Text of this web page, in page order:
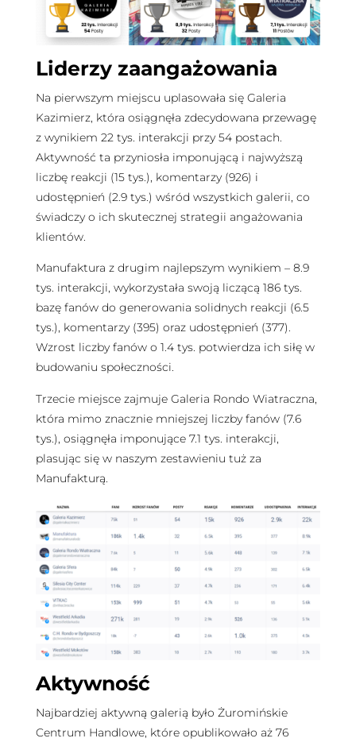
Liderzy zaangażowania
Na pierwszym miejscu uplasowała się Galeria
Kazimierz, która osiągnęła zdecydowana przewagę
z wynikiem 22 tys. interakcji przy 54 postach.
Aktywność ta przyniosła imponującą i najwyższą
liczbę reakcji (15 tys.), komentarzy (926) i
udostępnień (2.9 tys.) wśród wszystkich galerii, co
świadczy o ich skutecznej strategii angażowania
klientów.
Manufaktura z drugim najlepszym wynikiem – 8.9
tys. interakcji, wykorzystała swoją liczącą 186 tys.
bazę fanów do generowania solidnych reakcji (6.5
tys.), komentarzy (395) oraz udostępnień (377).
Wzrost liczby fanów o 1.4 tys. potwierdza ich siłę w
budowaniu społeczności.
Trzecie miejsce zajmuje Galeria Rondo Wiatraczna,
która mimo znacznie mniejszej liczby fanów (7.6
tys.), osiągnęła imponujące 7.1 tys. interakcji,
plasując się w naszym zestawieniu tuż za
Manufakturą.
Aktywność
Najbardziej aktywną galerią było Żuromińskie
Centrum Handlowe, które opublikowało aż 76